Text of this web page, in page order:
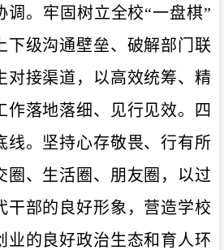
调。牢固树立全校“一盘棋”
下级沟通壁垒、破解部门联
对接渠道，以高效统筹、精
作落地落细、见行见效。四
线。坚持心存敬畏、行有所
圈、生活圈、朋友圈，以过
干部的良好形象，营造学校
业的良好政治生态和育人环